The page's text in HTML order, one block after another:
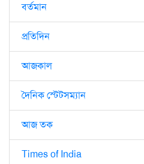
বর্তমান
প্রতিদিন
আজকাল
দৈনিক স্টেটসম্যান
আজ তক
Times of India